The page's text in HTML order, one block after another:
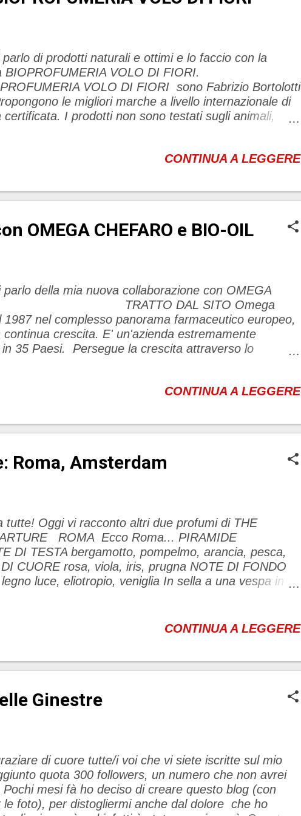
di prodotti naturali e ottimi e lo faccio con la
BIOPROFUMERIA VOLO DI FIORI.
VOLO DI FIORI sono Fabrizio Bortolotti
le migliori marche a livello internazionale di
certificata. I prodotti non sono testati sugli animali,
sono imballati con imballaggi riciclabili. Per far
massaggio e una cabina dedicata alla consulenza.
VOLO DI FIORI è stata creata per fornire un punto
CONTINUA A LEGGERE
OMEGA CHEFARO e BIO-OIL
della mia nuova collaborazione con OMEGA
TRATTO DAL SITO Omega
nel complesso panorama farmaceutico europeo,
crescita. E' un'azienda estremamente
35 Paesi. Persegue la crescita attraverso lo
Omega Pharma presta grande attenzione a tutti gli
L'imprenditorialità, l'ambizione, la creatività,
e il rispetto reciproco, sono valori guida nel
CONTINUA A LEGGERE
Roma, Amsterdam
tutte! Oggi vi racconto altri due profumi di THE
ROMA Ecco Roma... PIRAMIDE
DI TESTA bergamotto, pompelmo, arancia, pesca,
CUORE rosa, viola, iris, prugna NOTE DI FONDO
luce, eliotropio, veniglia In sella a una vespa in
mgica destinazione La polvere di un accordo
e di umanità, pieno di fascino. Viva la Doce Vita!
scent of light citrus and yellow fruits envelops
CONTINUA A LEGGERE
Ginestre
di cuore tutte/i voi che vi siete iscritte sul mio
quota 300 followers, un numero che non avrei
mesi fà ho deciso di creare questo blog (con
le foto), per distogliermi anche dal dolore che ho